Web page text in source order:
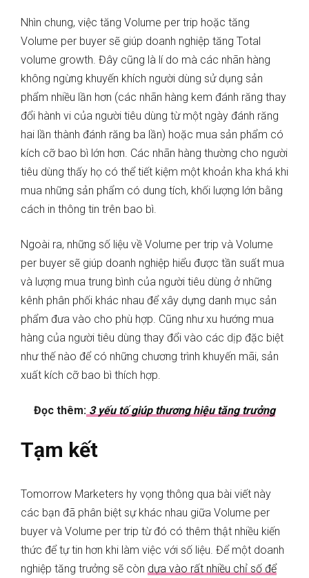
Nhìn chung, việc tăng Volume per trip hoặc tăng
Volume per buyer sẽ giúp doanh nghiệp tăng Total
volume growth. Đây cũng là lí do mà các nhãn hàng
không ngừng khuyến khích người dùng sử dụng sản
phẩm nhiều lần hơn (các nhãn hàng kem đánh răng thay
đổi hành vi của người tiêu dùng từ một ngày đánh răng
hai lần thành đánh răng ba lần) hoặc mua sản phẩm có
kích cỡ bao bì lớn hơn. Các nhãn hàng thường cho người
tiêu dùng thấy họ có thể tiết kiệm một khoản kha khá khi
mua những sản phẩm có dung tích, khối lượng lớn bằng
cách in thông tin trên bao bì.
Ngoài ra, những số liệu về Volume per trip và Volume
per buyer sẽ giúp doanh nghiệp hiểu được tần suất mua
và lượng mua trung bình của người tiêu dùng ở những
kênh phân phối khác nhau để xây dựng danh mục sản
phẩm đưa vào cho phù hợp. Cũng như xu hướng mua
hàng của người tiêu dùng thay đổi vào các dịp đặc biệt
như thế nào để có những chương trình khuyến mãi, sản
xuất kích cỡ bao bì thích hợp.
Đọc thêm: 3 yếu tố giúp thương hiệu tăng trưởng
Tạm kết
Tomorrow Marketers hy vọng thông qua bài viết này
các bạn đã phân biệt sự khác nhau giữa Volume per
buyer và Volume per trip từ đó có thêm thật nhiều kiến
thức để tự tin hơn khi làm việc với số liệu. Để một doanh
nghiệp tăng trưởng sẽ còn dựa vào rất nhiều chỉ số để